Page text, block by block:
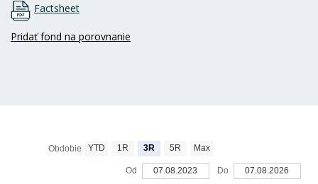
Factsheet
Pridať fond na porovnanie
Obdobie YTD 1R 3R 5R Max
Od 07.08.2023 Do 07.08.2026